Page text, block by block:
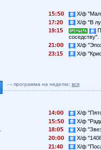
1 :
Х/ф
17:2
Х/ф "В
19:1
соседству".
21:
Х/ф
23:1
Х/ф
программа на неделю: вся
14:
Х/ф
1
:
Х/ф
18:
Х/ф
2
:
Х/ф
21:4
Х/ф